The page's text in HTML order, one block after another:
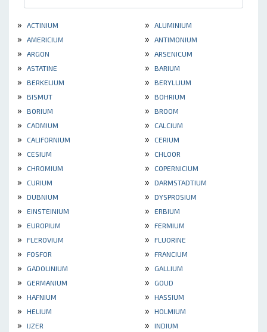
» ACTINIUM » ALUMINIUM
» AMERICIUM » ANTIMONIUM
» ARGON » ARSENICUM
» ASTATINE » BARIUM
» BERKELIUM » BERYLLIUM
» BISMUT » BOHRIUM
» BORIUM » BROOM
» CADMIUM » CALCIUM
» CALIFORNIUM » CERIUM
» CESIUM » CHLOOR
» CHROMIUM » COPERNICIUM
» CURIUM » DARMSTADTIUM
» DUBNIUM » DYSPROSIUM
» EINSTEINIUM » ERBIUM
» EUROPIUM » FERMIUM
» FLEROVIUM » FLUORINE
» FOSFOR » FRANCIUM
» GADOLINIUM » GALLIUM
» GERMANIUM » GOUD
» HAFNIUM » HASSIUM
» HELIUM » HOLMIUM
» IJZER » INDIUM